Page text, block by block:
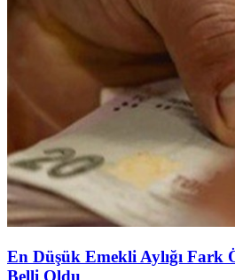
En Düşük Emekli Aylığı Fark
Belli Oldu